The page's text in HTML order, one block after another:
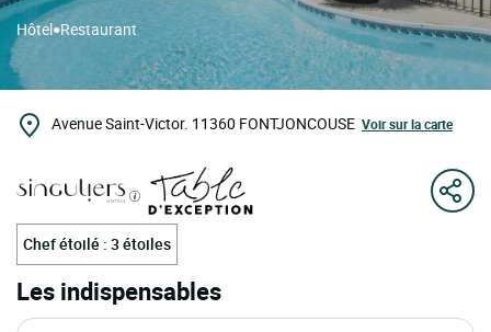
Hôtel•Restaurant
Avenue Saint-Victor. 11360 FONTJONCOUSE Voir sur la carte
Chef étoilé : 3 étoiles
Les indispensables